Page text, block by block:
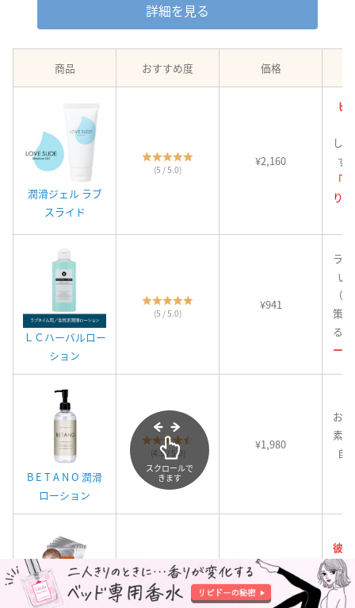
詳細を見る
商品 おすすめ度 価格
潤滑ジェル ラブ
スライド
(5 / 5.0)
¥2,160
ヒ
し
ず
「
り」
ＬＣハーバルロー
ション
(5 / 5.0)
¥941
ラ
い
（
策
る。
ージ
B E T A N O 潤滑
ローション
(4.5 / 5.0)
¥1,980
お
素
自
(4 / 5.0)
¥1,
彼
身！
で
が
スクロールで
きます